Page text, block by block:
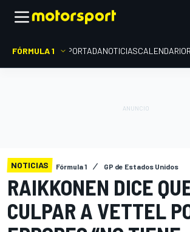
FÓRMULA 1 PORTADANOTICIASCALENDARIO
NOTICIAS Fórmula 1 GP de Estados Unidos
RAIKKONEN DICE
CULPAR A VETTEL